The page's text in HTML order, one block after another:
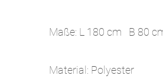
Maße: L 180 cm B 80
Material: Polyester